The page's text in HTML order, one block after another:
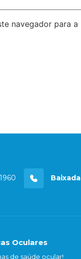
navegador para
Oculares
de saúde ocular!